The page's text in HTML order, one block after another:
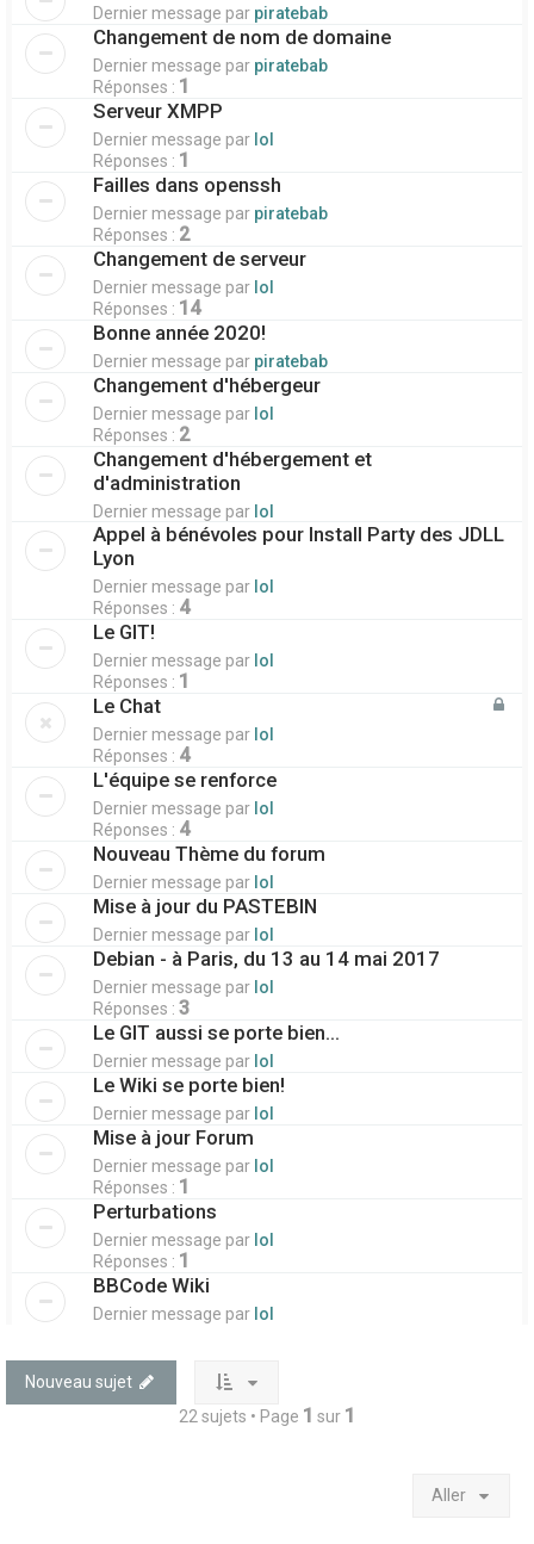
Dernier message par piratebab
Changement de nom de domaine
Dernier message par piratebab
Réponses : 1
Serveur XMPP
Dernier message par lol
Réponses : 1
Failles dans openssh
Dernier message par piratebab
Réponses : 2
Changement de serveur
Dernier message par lol
Réponses : 14
Bonne année 2020!
Dernier message par piratebab
Changement d'hébergeur
Dernier message par lol
Réponses : 2
Changement d'hébergement et
d'administration
Dernier message par lol
Appel à bénévoles pour Install Party des JDLL
Lyon
Dernier message par lol
Réponses : 4
Le GIT!
Dernier message par lol
Réponses : 1
Le Chat
Dernier message par lol
Réponses : 4
L'équipe se renforce
Dernier message par lol
Réponses : 4
Nouveau Thème du forum
Dernier message par lol
Mise à jour du PASTEBIN
Dernier message par lol
Debian - à Paris, du 13 au 14 mai 2017
Dernier message par lol
Réponses : 3
Le GIT aussi se porte bien...
Dernier message par lol
Le Wiki se porte bien!
Dernier message par lol
Mise à jour Forum
Dernier message par lol
Réponses : 1
Perturbations
Dernier message par lol
Réponses : 1
BBCode Wiki
Dernier message par lol
Nouveau sujet
22 sujets • Page 1 sur 1
Aller